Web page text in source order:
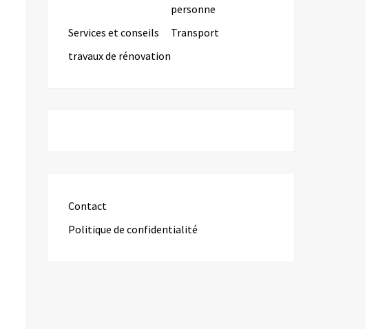
personne
Services et conseils
Transport
travaux de rénovation
Contact
Politique de confidentialité